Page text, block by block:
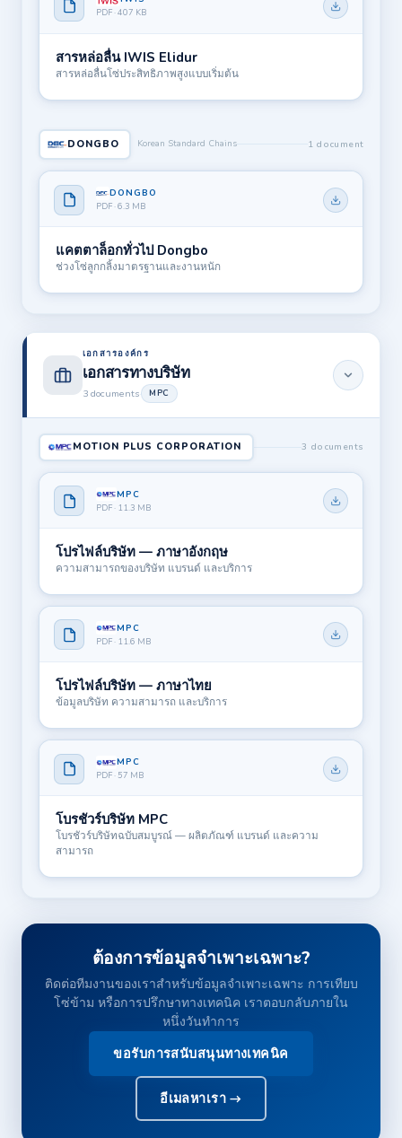
PDF · 407 KB
สารหล่อลื่น IWIS Elidur
สารหล่อลื่นโซ่ประสิทธิภาพสูงแบบเริ่มต้น
DONGBO Korean Standard Chains 1 document
DONGBO
PDF · 6.3 MB
แคตตาล็อกทั่วไป Dongbo
ช่วงโซ่ลูกกลิ้งมาตรฐานและงานหนัก
เอกสารองค์กร
เอกสารทางบริษัท
3 documents· MPC
MOTION PLUS CORPORATION 3 documents
MPC
PDF · 11.3 MB
โปรไฟล์บริษัท — ภาษาอังกฤษ
ความสามารถของบริษัท แบรนด์ และบริการ
MPC
PDF · 11.6 MB
โปรไฟล์บริษัท — ภาษาไทย
ข้อมูลบริษัท ความสามารถ และบริการ
MPC
PDF · 57 MB
โบรชัวร์บริษัท MPC
โบรชัวร์บริษัทฉบับสมบูรณ์ — ผลิตภัณฑ์ แบรนด์ และความ
สามารถ
ต้องการข้อมูลจำเพาะเฉพาะ?
ติดต่อทีมงานของเราสำหรับข้อมูลจำเพาะเฉพาะ การเทียบ
โซ่ข้าม หรือการปรึกษาทางเทคนิค เราตอบกลับภายใน
หนึ่งวันทำการ
ขอรับการสนับสนุนทางเทคนิค
อีเมลหาเรา →